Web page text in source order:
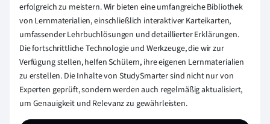
erfolgreich zu meistern. Wir bieten eine umfangreiche Bibliothek
von Lernmaterialien, einschließlich interaktiver Karteikarten,
umfassender Lehrbuchlösungen und detaillierter Erklärungen.
Die fortschrittliche Technologie und Werkzeuge, die wir zur
Verfügung stellen, helfen Schülern, ihre eigenen Lernmaterialien
zu erstellen. Die Inhalte von StudySmarter sind nicht nur von
Experten geprüft, sondern werden auch regelmäßig aktualisiert,
um Genauigkeit und Relevanz zu gewährleisten.